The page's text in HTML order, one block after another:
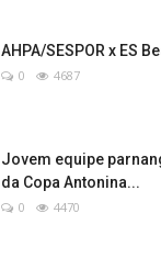
AHPA/SESPOR x ES
0 4687
Jovem equipe
da Copa Antonina...
0 4470